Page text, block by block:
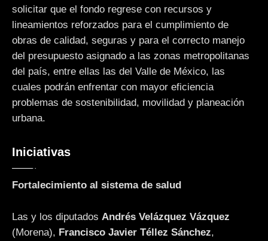
solicitar que el fondo regrese con recursos y
lineamientos reforzados para el cumplimiento de
obras de calidad, seguras y para el correcto manejo
del presupuesto asignado a las zonas metropolitanas
del país, entre ellas las del Valle de México, las
cuales podrán enfrentar con mayor eficiencia
problemas de sostenibilidad, movilidad y planeación
urbana.
Iniciativas
Fortalecimiento al sistema de salud
Las y los diputados Andrés Velázquez Vázquez
(Morena), Francisco Javier Téllez Sánchez,